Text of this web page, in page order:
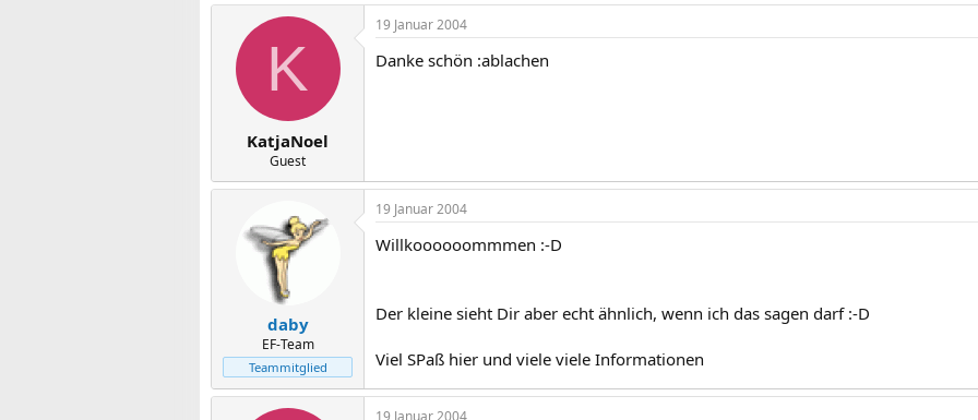
K
KatjaNoel
Guest
19 Januar 2004
Danke schön :ablachen
daby
EF-Team
Teammitglied
19 Januar 2004
Willkoooooommmen :-D
Der kleine sieht Dir aber echt ähnlich, wenn ich das sagen darf :-D
Viel SPaß hier und viele viele Informationen
19 Januar 2004